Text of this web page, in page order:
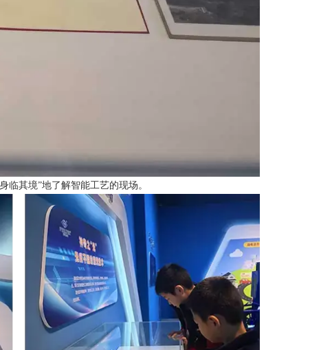
临其境”地了解智能工艺的现场。